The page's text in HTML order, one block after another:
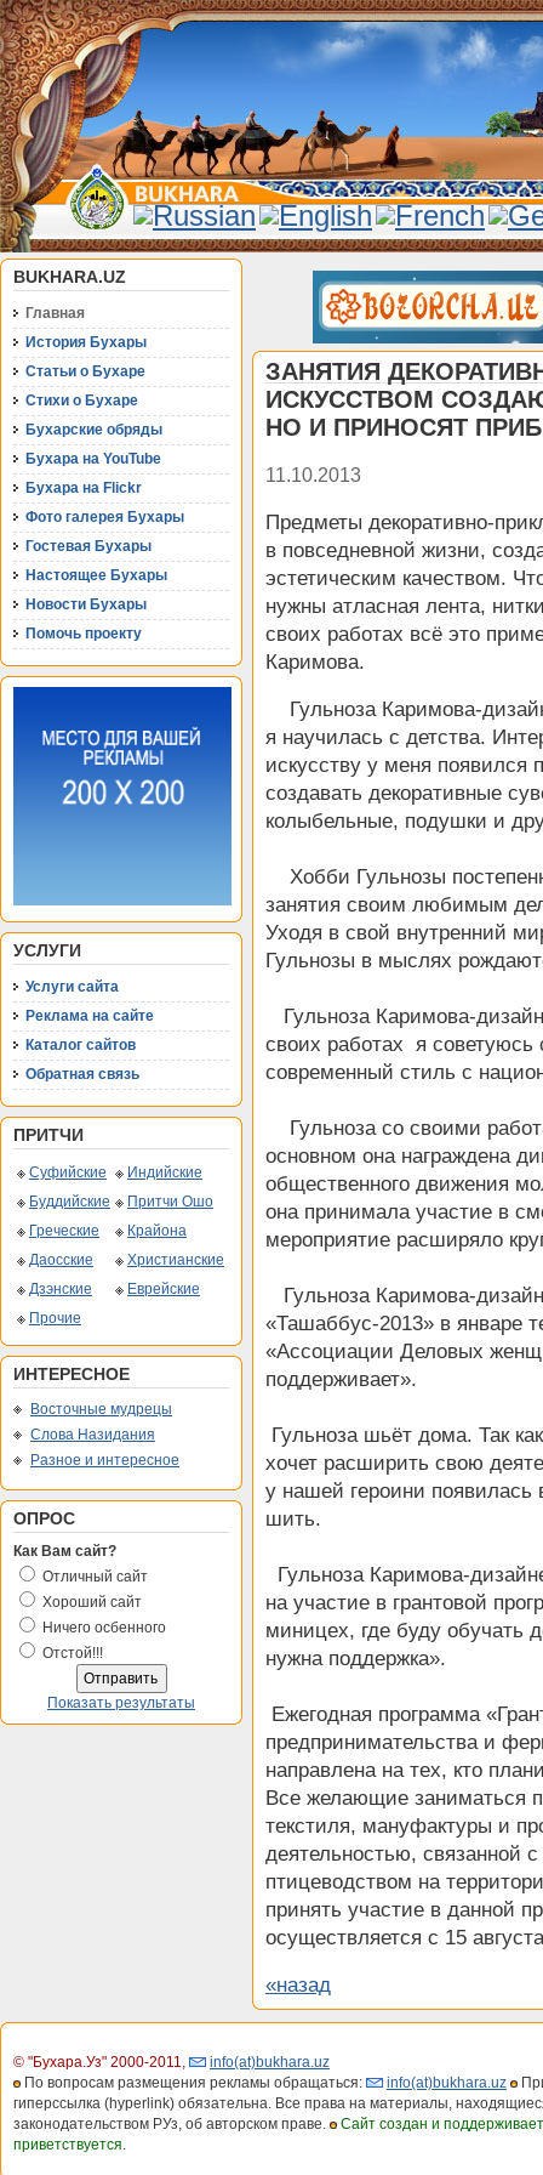
BUKHARA.UZ
Главная
История Бухары
Статьи о Бухаре
Стихи о Бухаре
Бухарские обряды
Бухара на YouTube
Бухара на Flickr
Фото галерея Бухары
Гостевая Бухары
Настоящее Бухары
Новости Бухары
Помочь проекту
УСЛУГИ
Услуги сайта
Реклама на сайте
Каталог сайтов
Обратная связь
ПРИТЧИ
Суфийские
Индийские
Буддийские
Притчи Ошо
Греческие
Крайона
Даосские
Христианские
Дзэнские
Еврейские
Прочие
ИНТЕРЕСНОЕ
Восточные мудрецы
Слова Назидания
Разное и интересное
ОПРОС
Как Вам сайт?
Отличный сайт
Хороший сайт
Ничего осбенного
Отстой!!!
Показать результаты
ЗАНЯТИЯ
ИСКУССТВОМ
НО И ПРИНОСЯТ
11.10.2013
Предметы декоративно-
в повседневной жизни,
эстетическим качеством.
нужны атласная лента,
своих работах всё это
Каримова.
Гульноза Каримова-
я научилась с детства.
искусству у меня появился
создавать декоративные
колыбельные, подушки и
Хобби Гульнозы
занятия своим любимым
Уходя в свой внутренний
Гульнозы в мыслях
Гульноза Каримова-
своих работах я
современный стиль с
Гульноза со своими
основном она награждена
общественного движения
она принимала участие в
мероприятие расширяло
Гульноза Каримова-
«Ташаббус-2013» в январе
«Ассоциации Деловых
поддерживает».
Гульноза шьёт дома. Так
хочет расширить свою
у нашей героини появилась
шить.
Гульноза Каримова-
на участие в грантовой
миницех, где буду обучать
нужна поддержка».
Ежегодная программа
предпринимательства и
направлена на тех, кто
Все желающие заниматься
текстиля, мануфактуры и
деятельностью, связанной
птицеводством на
принять участие в данной
осуществляется с 15
«назад
© "Бухара.Уз" 2000-2011
info(at)bukhara.uz
По вопросам размещения рекламы обращаться:
info(at)bukhara.uz
гиперссылка (hyperlink) обязательна. Все права на материалы,
законодательством РУз, об авторском праве.
Сайт создан и
приветствуется.